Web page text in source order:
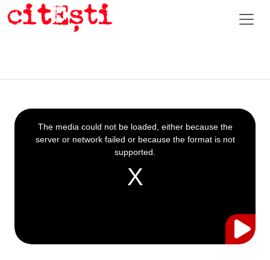
This
is
a
The media could not be loaded, either because the
server or network failed or because the format is not
supported.